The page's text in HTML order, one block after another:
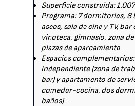
Superficie construida: 1.007
Programa: 7 dormitorios, 8
aseos, sala de cine y TV, bar
vinoteca, gimnasio, zona de
plazas de aparcamiento
Espacios
independiente (zona de
bar) y apartamento de
comedor-cocina, dos
baños)